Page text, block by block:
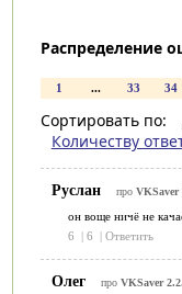
Распределение
1 ... 33 34
Сортировать по:
Количеству
Руслан про VKSaver
он воще ничё не
6
| 6 | Ответить
Олег про VKSaver